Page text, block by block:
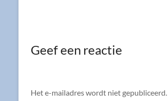
Geef een reactie
Het e-mailadres wordt niet gepubliceerd.